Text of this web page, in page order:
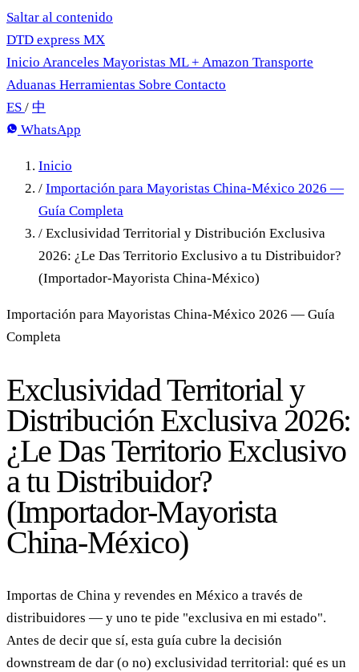
Saltar al contenido
DTD express MX
Inicio Aranceles Mayoristas ML + Amazon Transporte
Aduanas Herramientas Sobre Contacto
ES / 中
WhatsApp
Inicio
/ Importación para Mayoristas China-México 2026 —
Guía Completa
/ Exclusividad Territorial y Distribución Exclusiva
2026: ¿Le Das Territorio Exclusivo a tu Distribuidor?
(Importador-Mayorista China-México)
Importación para Mayoristas China-México 2026 — Guía
Completa
Exclusividad Territorial y
Distribución Exclusiva 2026:
¿Le Das Territorio Exclusivo
a tu Distribuidor?
(Importador-Mayorista
China-México)
Importas de China y revendes en México a través de
distribuidores — y uno te pide "exclusiva en mi estado".
Antes de decir que sí, esta guía cubre la decisión
downstream de dar (o no) exclusividad territorial: qué es un